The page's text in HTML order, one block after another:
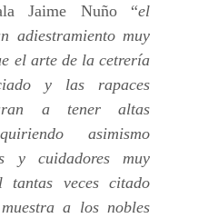
Jaime Nuño “el
adiestramiento muy
el arte de la cetrería
y las rapaces
a tener altas
asimismo
y cuidadores muy
tantas veces citado
a los nobles